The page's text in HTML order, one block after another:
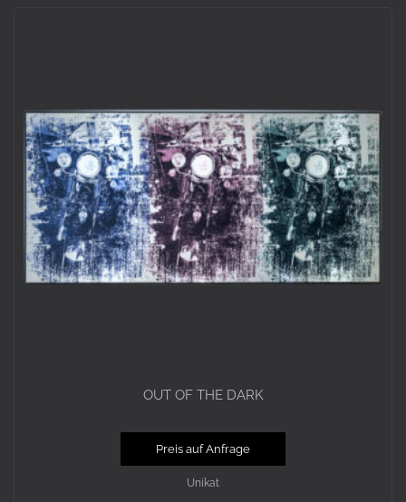
OUT OF THE DARK
Preis auf Anfrage
Unikat